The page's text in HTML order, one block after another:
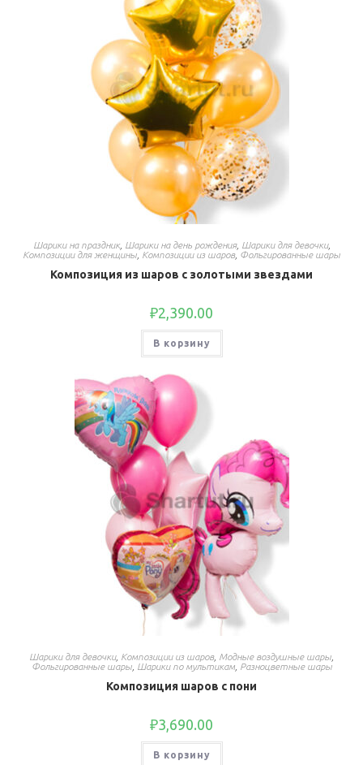
Шарики на праздник, Шарики на день рождения, Шарики для девочки,
Композиции для женщины Композиции из шаров, Фольгированные шары
Композиция из шаров с золотыми звездами
₽2,390.00
В корзину
Шарики для девочки, Композиции из шаров, Модные воздушные шары
Фольгированные шары, Шарики по мультикам, Разноцветные шары
Композиция шаров с пони
₽3,690.00
В корзину